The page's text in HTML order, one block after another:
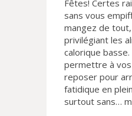
Fêtes! Certes
sans vous
mangez de
privilégiant les
calorique
permettre à
reposer pour
fatidique en
surtout sans…